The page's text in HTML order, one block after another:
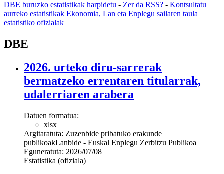
DBE buruzko estatistikak harpidetu - Zer da RSS? - Kontsultatu
aurreko estatistikak Ekonomia, Lan eta Enplegu sailaren taula
estatistiko ofizialak
DBE
2026. urteko diru-sarrerak
bermatzeko errentaren titularrak,
udalerriaren arabera
Datuen formatua:
xlsx
Argitaratuta: Zuzenbide pribatuko erakunde
publikoakLanbide - Euskal Enplegu Zerbitzu Publikoa
Eguneratuta: 2026/07/08
Estatistika (ofiziala)